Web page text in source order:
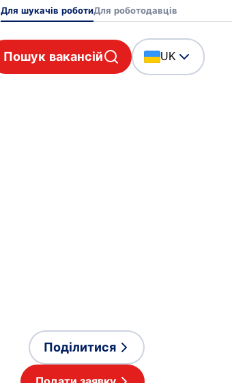
Для шукачів роботиДля роботодавців
Пошук вакансій UK
Поділитися